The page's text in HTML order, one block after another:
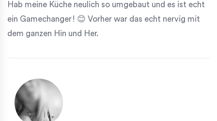
Hab meine Küche neulich so umgebaut und es ist echt
ein Gamechanger! 😊 Vorher war das echt nervig mit
dem ganzen Hin und Her.